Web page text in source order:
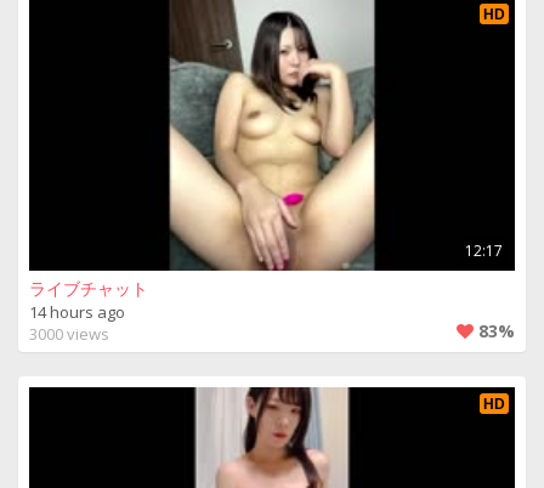
HD
12:17
ライブチャット
14 hours ago
3000 views
83%
HD